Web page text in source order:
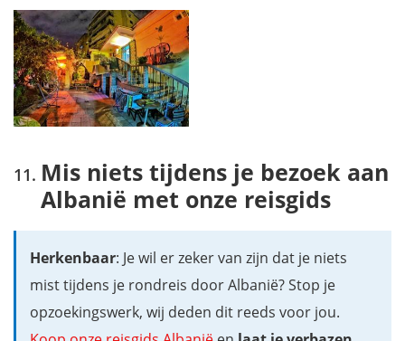
Mis niets tijdens je bezoek aan
Albanië met onze reisgids
Herkenbaar: Je wil er zeker van zijn dat je niets
mist tijdens je rondreis door Albanië? Stop je
opzoekingswerk, wij deden dit reeds voor jou.